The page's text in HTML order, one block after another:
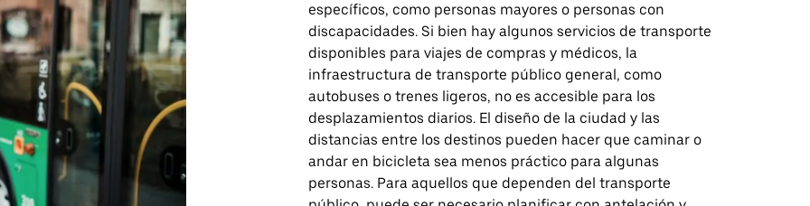
específicos, como personas mayores o personas con
discapacidades. Si bien hay algunos servicios de transporte
disponibles para viajes de compras y médicos, la
infraestructura de transporte público general, como
autobuses o trenes ligeros, no es accesible para los
desplazamientos diarios. El diseño de la ciudad y las
distancias entre los destinos pueden hacer que caminar o
andar en bicicleta sea menos práctico para algunas
personas. Para aquellos que dependen del transporte